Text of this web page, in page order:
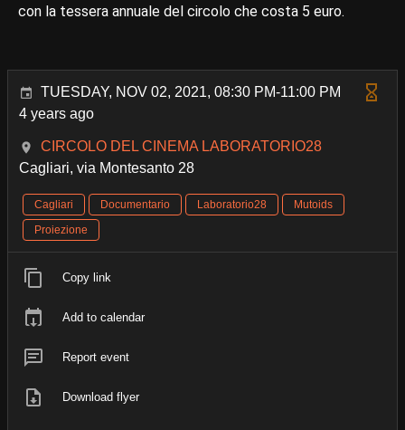
con la tessera annuale del circolo che costa 5 euro.
TUESDAY, NOV 02, 2021, 08:30 PM-11:00 PM
4 years ago
CIRCOLO DEL CINEMA LABORATORIO28
Cagliari, via Montesanto 28
Cagliari Documentario Laboratorio28
Mutoids
Proiezione
Copy link
Add to calendar
Report event
Download flyer